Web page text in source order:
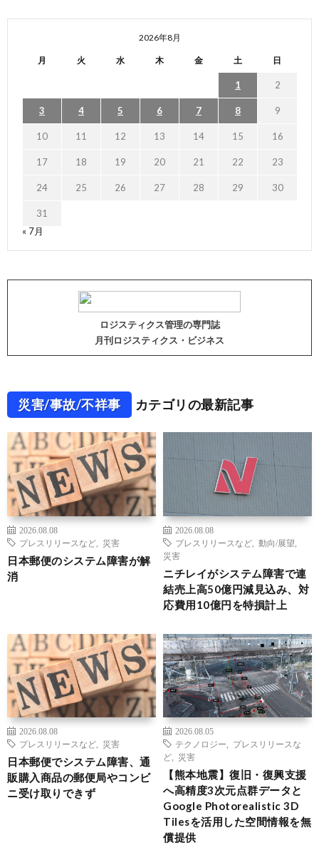
2026年8月
月 火 水 木 金 土 日
1 2
3 4 5 6 7 8 9
10 11 12 13 14 15 16
17 18 19 20 21 22 23
24 25 26 27 28 29 30
31
« 7月
ロジスティクス管理の専門誌
月刊ロジスティクス・ビジネス
災害/事故/不祥事 カテゴリの最新記事
2026.08.08
プレスリリースなど
災害
日本郵便のシステム障害が解
消
2026.08.08
プレスリリースなど
動向/展望
災害
ニチレイがシステム障害で連
結売上高50億円減見込み、対
応費用10億円を特損計上
2026.08.08
プレスリリースなど
災害
日本郵便でシステム障害、通
販購入商品の郵便局やコンビ
ニ受け取りできず
2026.08.05
テクノロジー
プレスリリースな
ど
災害
【熊本地震】復旧・復興支援
へ高精度3次元点群データと
Google Photorealistic 3D
Tilesを活用した空間情報を無
償提供